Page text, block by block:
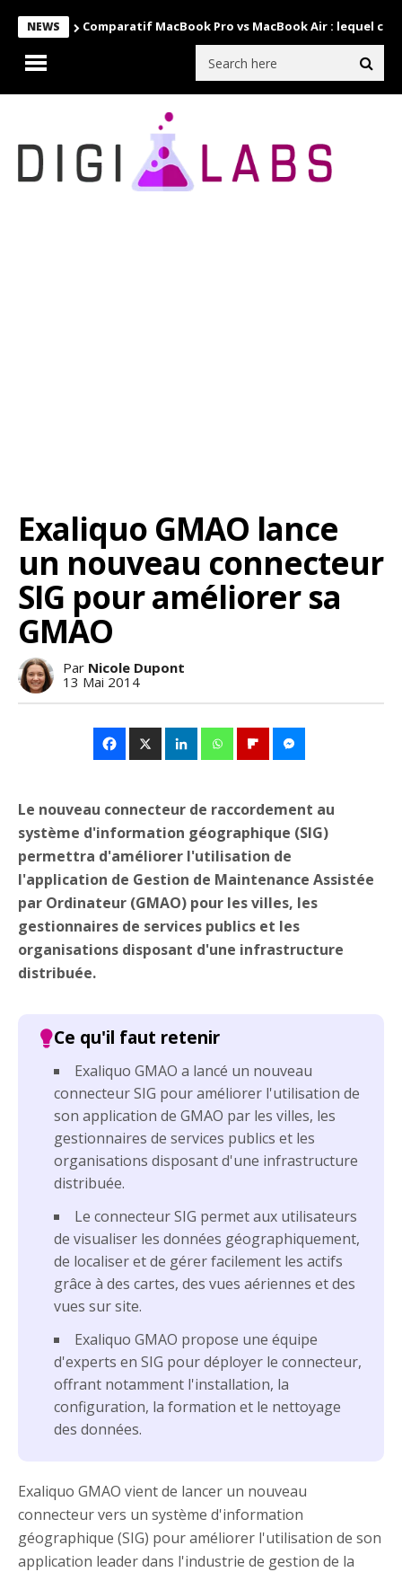
NEWS Comparatif MacBook Pro vs MacBook Air : lequel
Exaliquo GMAO lance
un nouveau connecteur
SIG pour améliorer sa
GMAO
Par Nicole Dupont
13 Mai 2014
Le nouveau connecteur de raccordement au
système d'information géographique (SIG)
permettra d'améliorer l'utilisation de
l'application de Gestion de Maintenance Assistée
par Ordinateur (GMAO) pour les villes, les
gestionnaires de services publics et les
organisations disposant d'une infrastructure
distribuée.
Exaliquo GMAO a lancé un nouveau
connecteur SIG pour améliorer l'utilisation de
son application de GMAO par les villes, les
gestionnaires de services publics et les
organisations disposant d'une infrastructure
distribuée.
Le connecteur SIG permet aux utilisateurs
de visualiser les données géographiquement,
de localiser et de gérer facilement les actifs
grâce à des cartes, des vues aériennes et des
vues sur site.
Exaliquo GMAO propose une équipe
d'experts en SIG pour déployer le connecteur,
offrant notamment l'installation, la
configuration, la formation et le nettoyage
des données.
Exaliquo GMAO vient de lancer un nouveau
connecteur vers un système d'information
géographique (SIG) pour améliorer l'utilisation de son
application leader dans l'industrie de gestion de la